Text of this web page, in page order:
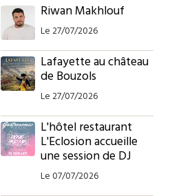
Riwan Makhlouf
Le 27/07/2026
Lafayette au château
de Bouzols
Le 27/07/2026
L'hôtel restaurant
L'Eclosion accueille
une session de DJ
Le 07/07/2026